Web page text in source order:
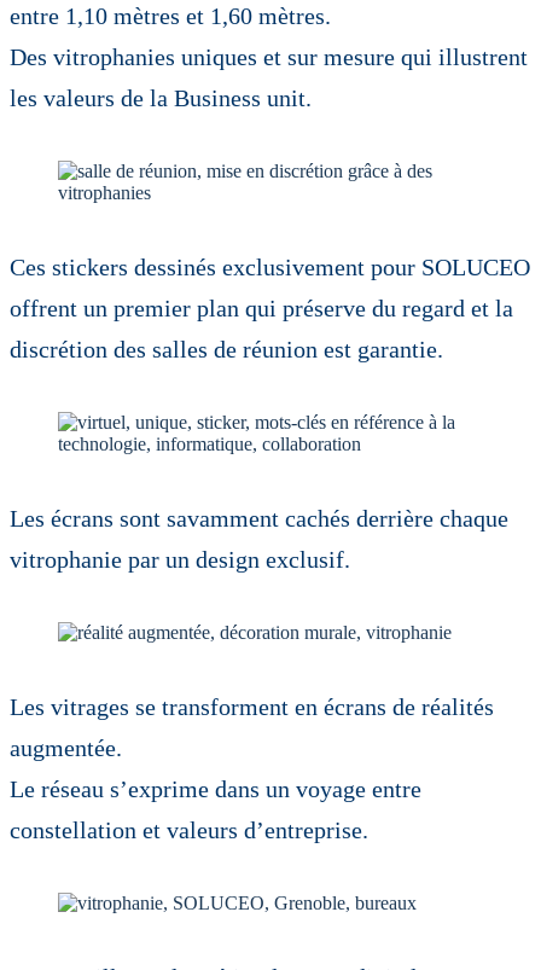
entre 1,10 mètres et 1,60 mètres.
Des vitrophanies uniques et sur mesure qui illustrent
les valeurs de la Business unit.
Ces stickers dessinés exclusivement pour SOLUCEO
offrent un premier plan qui préserve du regard et la
discrétion des salles de réunion est garantie.
Les écrans sont savamment cachés derrière chaque
vitrophanie par un design exclusif.
Les vitrages se transforment en écrans de réalités
augmentée.
Le réseau s’exprime dans un voyage entre
constellation et valeurs d’entreprise.